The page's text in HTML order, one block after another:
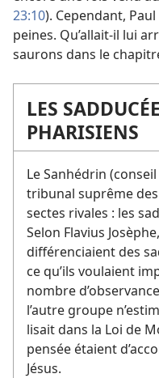
23:10). Cependant,
peines. Qu’allait-il lui
saurons dans le
LES
PHARISIENS
Le Sanhédrin
tribunal suprême
sectes rivales : les
Selon Flavius
différenciaient des
ce qu’ils voulaient
nombre
l’autre groupe
lisait dans la Loi de
pensée étaient
Jésus.